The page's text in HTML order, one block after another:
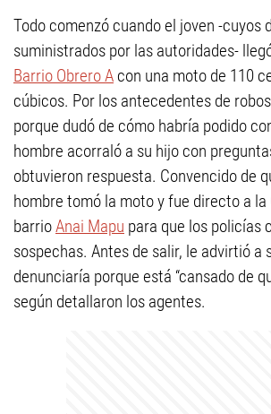
Todo comenzó cuando el joven -cuyos
suministrados por las autoridades-
Barrio Obrero A con una moto de 110
cúbicos. Por los antecedentes de
porque dudó de cómo habría podido
hombre acorraló a su hijo con
obtuvieron respuesta. Convencido de
hombre tomó la moto y fue directo a la
barrioAnai Mapu para que los policías
sospechas. Antes de salir, le advirtió a
denunciaría porque está “cansado de
según detallaron los agentes.